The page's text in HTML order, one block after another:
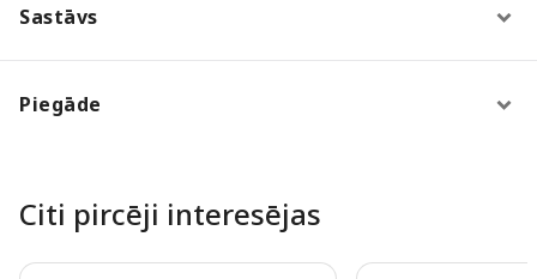
Sastāvs
Piegāde
Citi pircēji interesējas